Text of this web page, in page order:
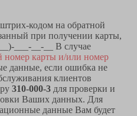
кодом на обратной
при получении карты,
___-__-__ В случае
номер карты и/или номер
данные, если ошибка не
клиентов
310-000-3 для проверки и
Ваших данных. Для
данные Вам будет